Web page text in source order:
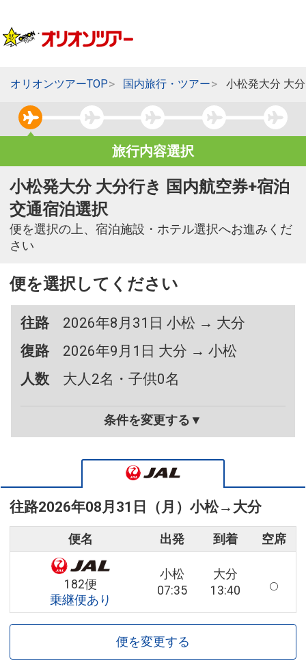
オリオンツアーTOP 国内旅行・ツアー 小松発大分 大
旅行内容選択
小松発大分 大分行き 国内航空券+宿泊
交通宿泊選択
便を選択の上、宿泊施設・ホテル選択へお進みくだ
さい
便を選択してください
往路
2026年8月31日 小松 → 大分
復路
2026年9月1日 大分 → 小松
人数
大人2名・子供0名
条件を変更する▼
往路2026年08月31日（月） 小松→ 大分
便名 出発 到着 空席
182便
乗継便あり
小松
07:35
大分
13:40
便を変更する